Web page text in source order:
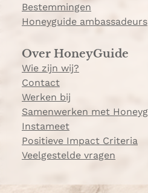
Bestemmingen
Honeyguide ambassadeurs
Over HoneyGuide
Wie zijn wij?
Contact
Werken bij
Samenwerken met
Instameet
Positieve Impact Criteria
Veelgestelde vragen